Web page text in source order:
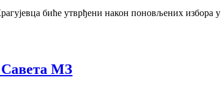
биће утврђени након поновљених избора
Савета МЗ